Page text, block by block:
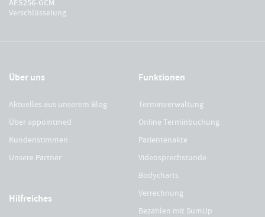
AES256-GCM
Verschlüsselung
Über uns
Aktuelles aus unserem Blog
Über appointmed
Kundenstimmen
Unsere Partner
Hilfreiches
Funktionen
Terminverwaltung
Online Terminbuchung
Patientenakte
Videosprechstunde
Bodycharts
Verrechnung
Bezahlen mit SumUp